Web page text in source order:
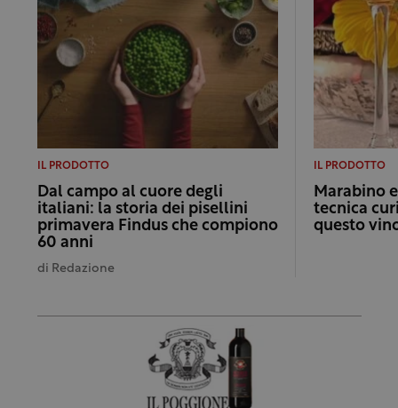
IL PRODOTTO
Dal campo al cuore degli
italiani: la storia dei pisellini
primavera Findus che compiono
60 anni
di Redazione
IL PRODOTTO
Marabino
tecnica
questo